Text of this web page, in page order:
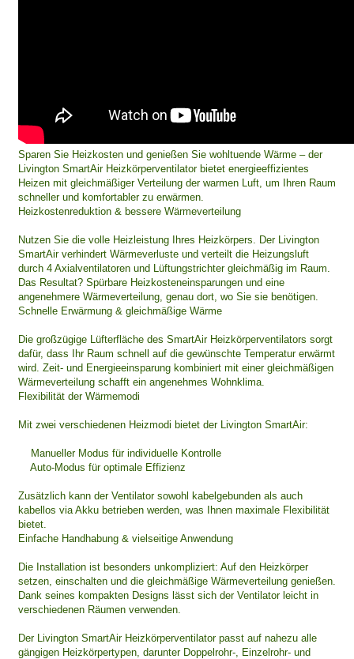
Sparen Sie Heizkosten und genießen Sie wohltuende Wärme – der
Livington SmartAir Heizkörperventilator bietet energieeffizientes
Heizen mit gleichmäßiger Verteilung der warmen Luft, um Ihren Raum
schneller und komfortabler zu erwärmen.
Heizkostenreduktion & bessere Wärmeverteilung
Nutzen Sie die volle Heizleistung Ihres Heizkörpers. Der Livington
SmartAir verhindert Wärmeverluste und verteilt die Heizungsluft
durch 4 Axialventilatoren und Lüftungstrichter gleichmäßig im Raum.
Das Resultat? Spürbare Heizkosteneinsparungen und eine
angenehmere Wärmeverteilung, genau dort, wo Sie sie benötigen.
Schnelle Erwärmung & gleichmäßige Wärme
Die großzügige Lüfterfläche des SmartAir Heizkörperventilators sorgt
dafür, dass Ihr Raum schnell auf die gewünschte Temperatur erwärmt
wird. Zeit- und Energieeinsparung kombiniert mit einer gleichmäßigen
Wärmeverteilung schafft ein angenehmes Wohnklima.
Flexibilität der Wärmemodi
Mit zwei verschiedenen Heizmodi bietet der Livington SmartAir:
Manueller Modus für individuelle Kontrolle
Auto-Modus für optimale Effizienz
Zusätzlich kann der Ventilator sowohl kabelgebunden als auch
kabellos via Akku betrieben werden, was Ihnen maximale Flexibilität
bietet.
Einfache Handhabung & vielseitige Anwendung
Die Installation ist besonders unkompliziert: Auf den Heizkörper
setzen, einschalten und die gleichmäßige Wärmeverteilung genießen.
Dank seines kompakten Designs lässt sich der Ventilator leicht in
verschiedenen Räumen verwenden.
Der Livington SmartAir Heizkörperventilator passt auf nahezu alle
gängigen Heizkörpertypen, darunter Doppelrohr-, Einzelrohr- und